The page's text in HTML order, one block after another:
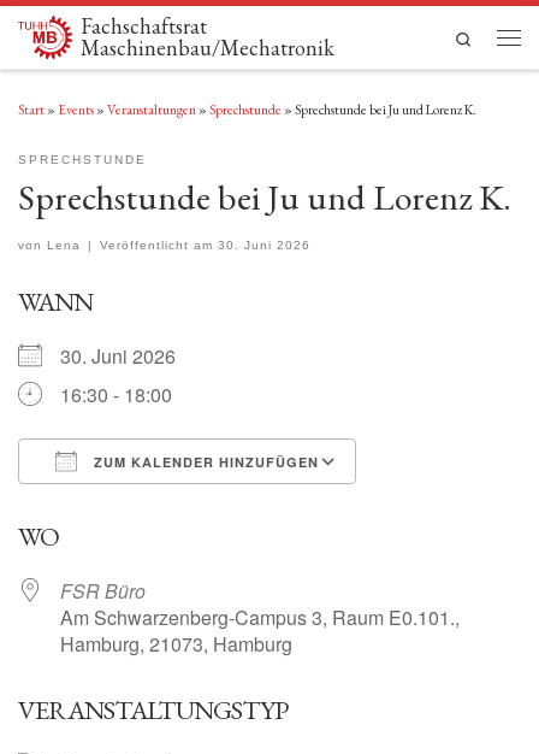
Zum Inhalt springen
Fachschaftsrat
Maschinenbau/Mechatronik
Search
Start» Events» Veranstaltungen » Sprechstunde » Sprechstunde bei Ju und Lorenz K.
SPRECHSTUNDE
Sprechstunde bei Ju und Lorenz K.
von Lena Veröffentlicht am30. Juni 2026
WANN
30. Juni 2026
16:30 - 18:00
ZUM KALENDER HINZUFÜGEN
WO
FSR Büro
Am Schwarzenberg-Campus 3, Raum E0.101.,
Hamburg, 21073, Hamburg
VERANSTALTUNGSTYP